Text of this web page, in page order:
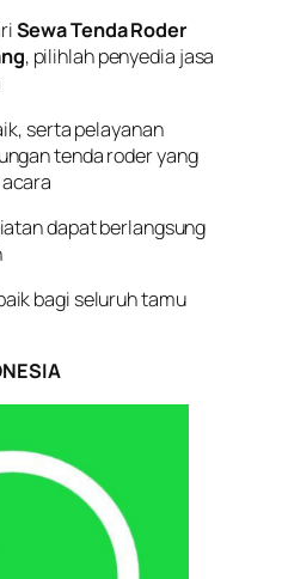
Sewa Tenda Roder
, pilihlah penyedia jasa
serta pelayanan
tenda roder yang
dapat berlangsung
bagi seluruh tamu